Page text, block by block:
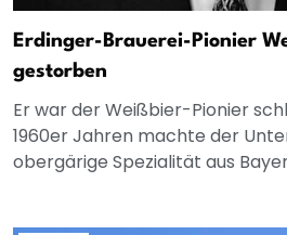
Erdinger-Brauerei-Pionier
gestorben
Er war der Weißbier-Pionier
1960er Jahren machte der
obergärige Spezialität aus